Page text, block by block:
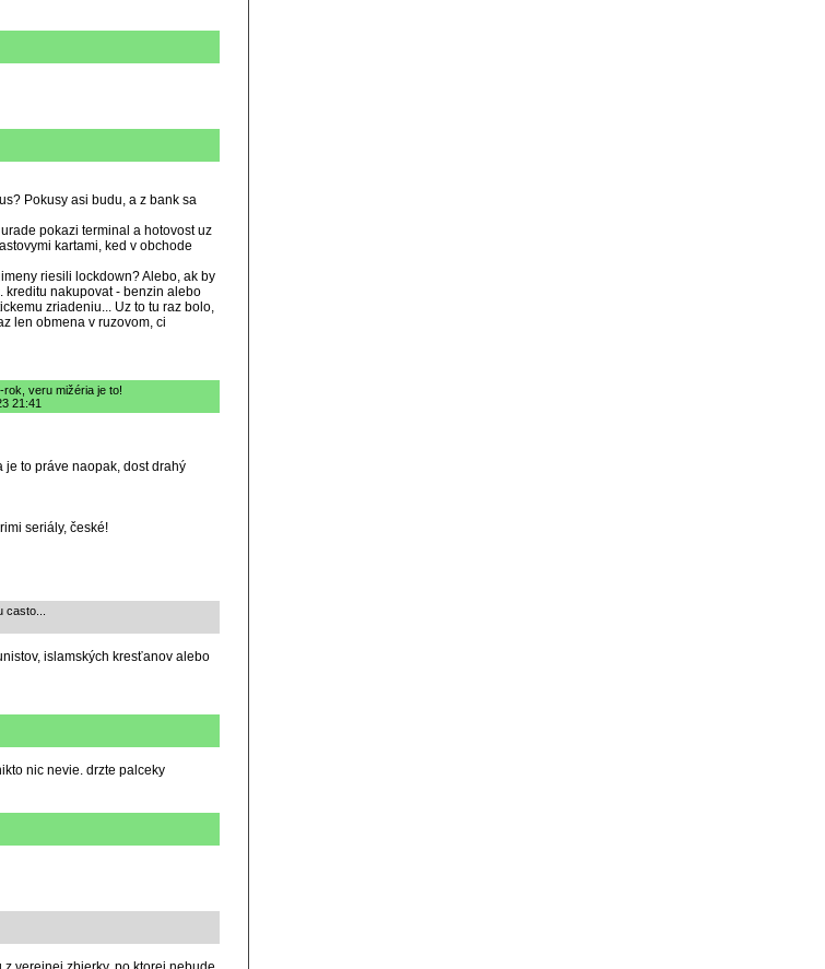
Pokusy asi budu, a z bank sa
pokazi terminal a hotovost uz
kartami, ked v obchode
riesili lockdown? Alebo, ak by
kreditu nakupovat - benzin alebo
zriadeniu... Uz to tu raz bolo,
len obmena v ruzovom, ci
rok, veru mižéria je to!
21:41
je to práve naopak, dost drahý
seriály, české!
islamských kresťanov alebo
nic nevie. drzte palceky